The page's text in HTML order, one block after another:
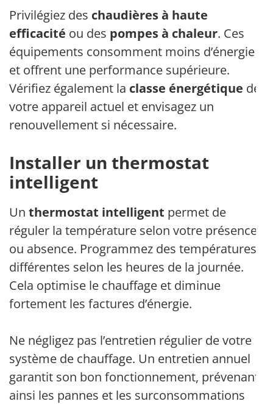
Privilégiez des chaudières à haute
efficacité ou des pompes à chaleur. Ces
équipements consomment moins d’énergie
et offrent une performance supérieure.
Vérifiez également la classe énergétique de
votre appareil actuel et envisagez un
renouvellement si nécessaire.
Installer un thermostat
intelligent
Un thermostat intelligent permet de
réguler la température selon votre présence
ou absence. Programmez des températures
différentes selon les heures de la journée.
Cela optimise le chauffage et diminue
fortement les factures d’énergie.
Ne négligez pas l’entretien régulier de votre
système de chauffage. Un entretien annuel
garantit son bon fonctionnement, prévenant
ainsi les pannes et les surconsommations